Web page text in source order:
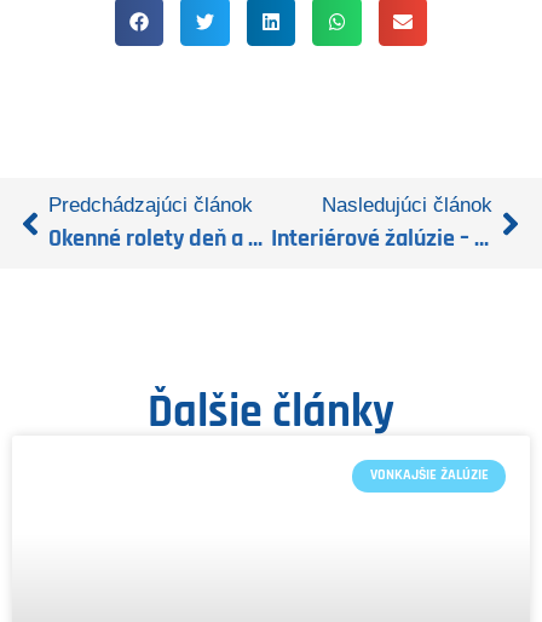
Predchádzajúci článok
Okenné rolety deň a noc: Elegantné riešenie pre váš domov
Nasledujúci článok
Interiérové žalúzie – Cenovo najdostupnejšie riešenie pre moderné tienenie
Ďalšie články
VONKAJŠIE ŽALÚZIE